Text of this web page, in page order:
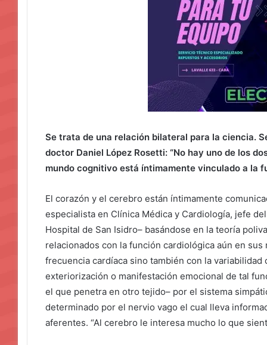
Se trata de una relación bilateral para la ciencia.
doctor Daniel López Rosetti: “No hay uno de los
mundo cognitivo está íntimamente vinculado a la
El corazón y el cerebro están íntimamente
especialista en Clínica Médica y Cardiología, jefe
Hospital de San Isidro– basándose en la teoría
relacionados con la función cardiológica aún en
frecuencia cardíaca sino también con la
exteriorización o manifestación emocional de tal
el que penetra en otro tejido– por el sistema
determinado por el nervio vago el cual lleva
aferentes. “Al cerebro le interesa mucho lo que